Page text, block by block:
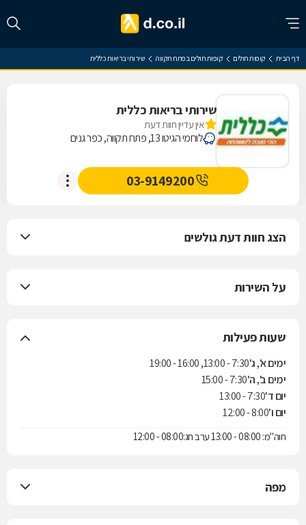
דף הבית קופות חולים קופות חולים בפתח תקווה שירותי בריאות כללית
שירותי בריאות כללית
אין עדיין חוות דעת
לוחמי הגיטו 13, פתח תקווה, כפר גנים
03-9149200
הצג חוות דעת גולשים
על השירות
שעות פעילות
ימים א', ג'7:30 - 13:00, 16:00 - 19:00
ימים ב', ה'7:30 - 15:00
יום ד'7:30 - 13:00
יום ו'8:00 - 12:00
חוה"מ: 08:00 - 13:00 ערב חג:08:00 - 12:00
מפה